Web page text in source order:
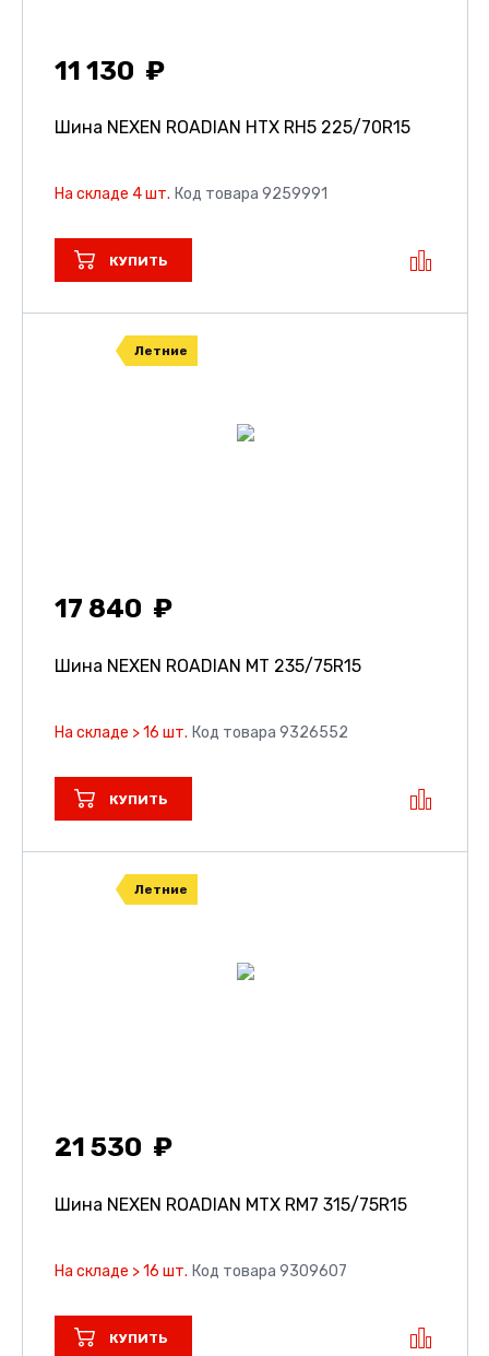
11 130
Шина NEXEN ROADIAN HTX RH5 225/70R15
На складе 4 шт. Код товара 9259991
КУПИТЬ
Летние
17 840
Шина NEXEN ROADIAN MT 235/75R15
На складе > 16 шт. Код товара 9326552
КУПИТЬ
Летние
21 530
Шина NEXEN ROADIAN MTX RM7 315/75R15
На складе > 16 шт. Код товара 9309607
КУПИТЬ